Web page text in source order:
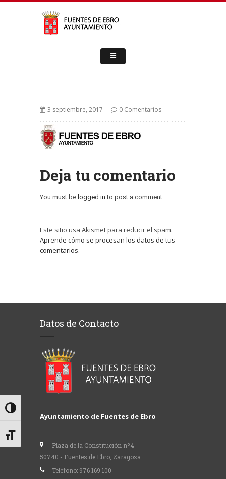
Alternar alto contraste
Alternar tamaño de letra
3 septiembre, 2017 0 Comentarios
Deja tu comentario
You must be logged in to post a comment.
Este sitio usa Akismet para reducir el spam.
Aprende cómo se procesan los datos de tus
comentarios.
Datos de Contacto
Ayuntamiento de Fuentes de Ebro
Plaza de la Constitución nº4
50740 - Fuentes de Ebro, Zaragoza
Teléfono: 976 169 100